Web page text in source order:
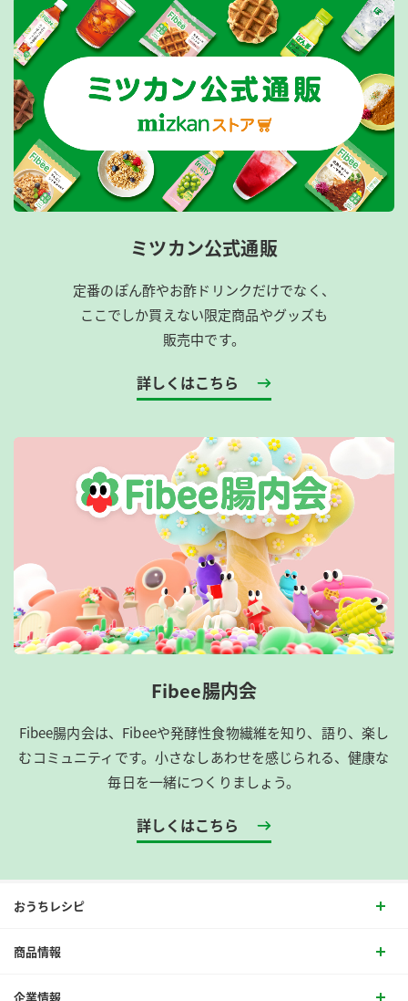
ミツカン公式通販
定番のぽん酢やお酢ドリンクだけでなく、
ここでしか買えない限定商品やグッズも
販売中です。
詳しくはこちら
Fibee腸内会
Fibee腸内会は、​Fibeeや発酵性食物繊維を知り、語り、楽し
むコミュニティです。​小さなしあわせを感じられる、健康な
毎日を一緒につくりましょう。
詳しくはこちら
おうちレシピ
商品情報
企業情報